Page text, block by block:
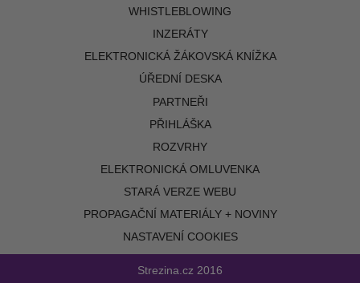
WHISTLEBLOWING
INZERÁTY
ELEKTRONICKÁ ŽÁKOVSKÁ KNÍŽKA
ÚŘEDNÍ DESKA
PARTNEŘI
PŘIHLÁŠKA
ROZVRHY
ELEKTRONICKÁ OMLUVENKA
STARÁ VERZE WEBU
PROPAGAČNÍ MATERIÁLY + NOVINY
NASTAVENÍ COOKIES
Strezina.cz 2016